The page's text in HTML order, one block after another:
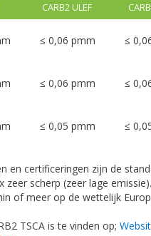
CARB2 ULEF
≤ 0,06 pmm ≤
≤ 0,06 pmm ≤
≤ 0,05 pmm ≤
en certificeringen zijn de
scherp (zeer lage
of meer op de wettelijk
TSCA is te vinden op;